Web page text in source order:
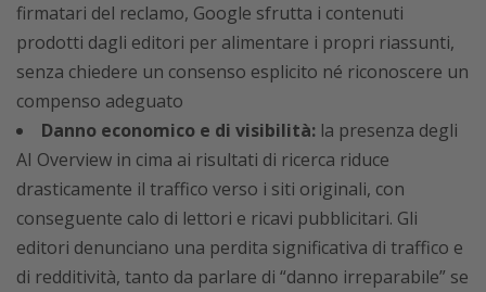
firmatari del reclamo, Google sfrutta i contenuti
prodotti dagli editori per alimentare i propri riassunti,
senza chiedere un consenso esplicito né riconoscere un
compenso adeguato
Danno economico e di visibilità: la presenza degli
AI Overview in cima ai risultati di ricerca riduce
drasticamente il traffico verso i siti originali, con
conseguente calo di lettori e ricavi pubblicitari. Gli
editori denunciano una perdita significativa di traffico e
di redditività, tanto da parlare di “danno irreparabile” se